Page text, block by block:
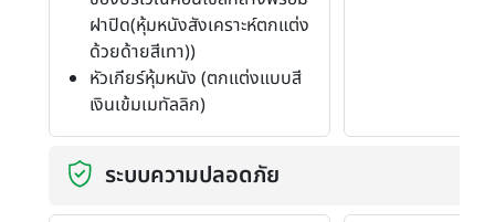
ฝาปิด(หุ้มหนังสังเคราะห์ตกแต่ง
ด้วยด้ายสีเทา))
หัวเกียร์หุ้มหนัง (ตกแต่งแบบสี
เงินเข้มเมทัลลิก)
ระบบความปลอดภัย